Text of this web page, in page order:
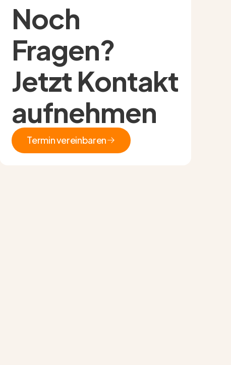
Noch
Fragen?
Jetzt Kontakt
aufnehmen
Termin vereinbaren